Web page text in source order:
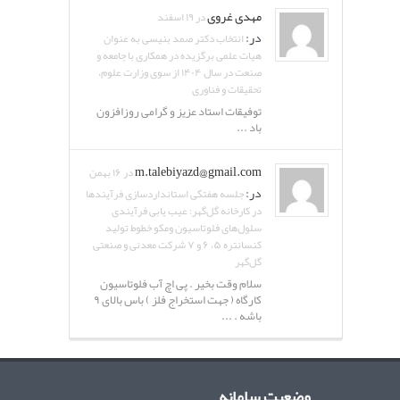
مهدی غرویدر ۱۹ اسفند
در:انتخاب دکتر صمد بنیسی به عنوان
هیات علمی برگزیده در همکاری با جامعه و
صنعت در سال ۱۴۰۴ از سوی وزارت علوم،
تحقیقات و فناوری
توفیقات استاد عزیز و گرامی روزافزون
باد ...
m.talebiyazd@gmail.comدر ۱۶ بهمن
در:جلسه هفتگی استانداردسازی فرآیندها
در کارخانه گل‌گهر: عیب یابی فرآیندی
سلول‌های فلوتاسیون ومکو خطوط تولید
کنسانتره ۵، ۶ و ۷ شرکت معدنی و صنعتی
گل‌گهر
سلام وقت بخیر . پی اچ آب فلوتاسیون
کارگاه ( جهت استخراج فلز ) باس بالای ۹
باشه . ...